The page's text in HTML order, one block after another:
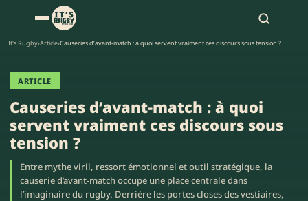
It's Rugby›Article›Causeries d’avant-match : à quoi servent vraiment ces discours sous tension ?
ARTICLE
Causeries d’avant-match : à quoi
servent vraiment ces discours sous
tension ?
Entre mythe viril, ressort émotionnel et outil stratégique, la
causerie d’avant-match occupe une place centrale dans
l’imaginaire du rugby. Derrière les portes closes des vestiaires,